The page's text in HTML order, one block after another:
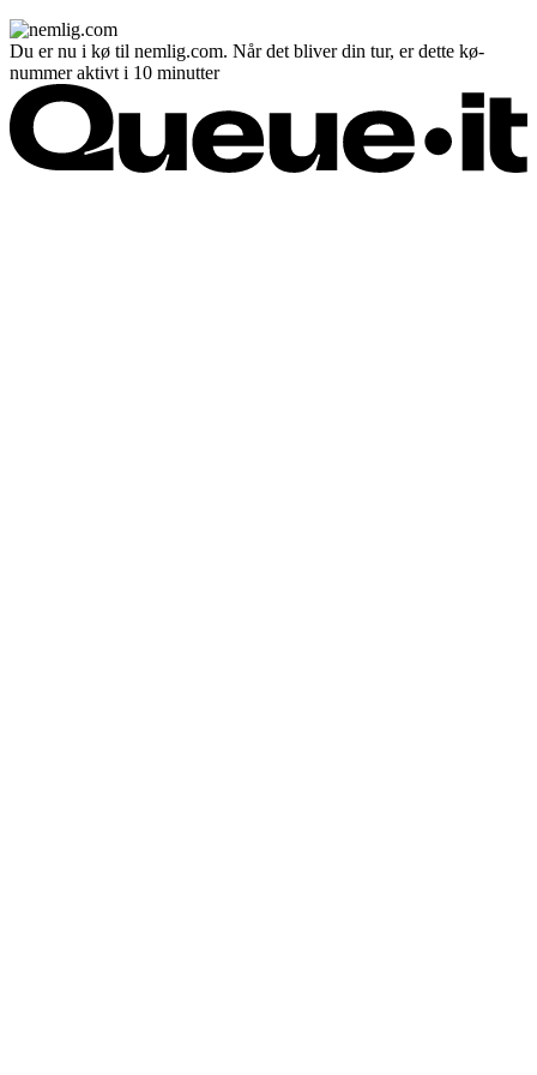
Du er nu i kø til nemlig.com. Når det bliver din tur, er dette kø-
nummer aktivt i 10 minutter